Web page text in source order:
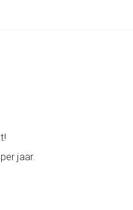
jaar.